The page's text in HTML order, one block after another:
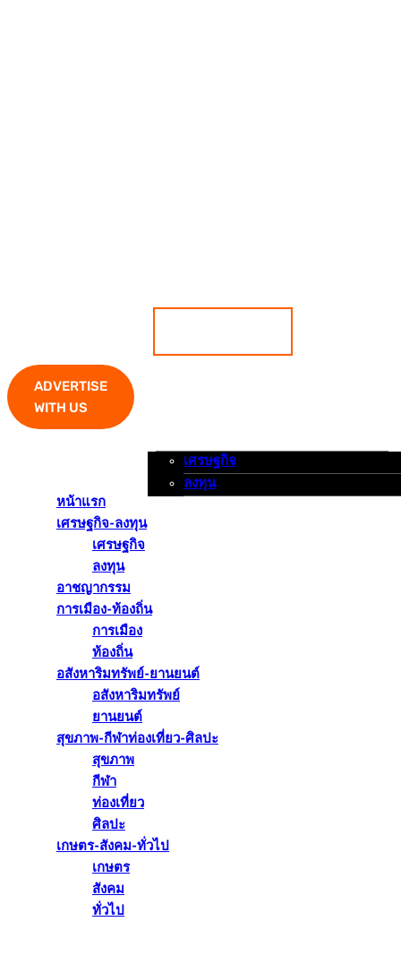
ADVERTISE
WITH US
เศรษฐกิจ-ลงทุน
เศรษฐกิจ
ลงทุน
หน้าแรก
เศรษฐกิจ-ลงทุน
เศรษฐกิจ
ลงทุน
อาชญากรรม
การเมือง-ท้องถิ่น
การเมือง
ท้องถิ่น
อสังหาริมทรัพย์-ยานยนต์
อสังหาริมทรัพย์
ยานยนต์
สุขภาพ-กีฬาท่องเที่ยว-ศิลปะ
สุขภาพ
กีฬา
ท่องเที่ยว
ศิลปะ
เกษตร-สังคม-ทั่วไป
เกษตร
สังคม
ทั่วไป